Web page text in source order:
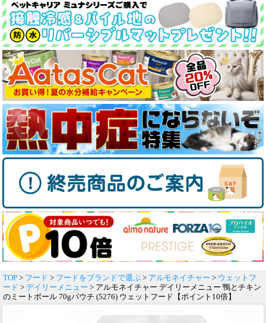
TOP > フード > フードをブランドで選ぶ > アルモネイチャー > ウェットフ
ード > デイリーメニュー > アルモネイチャー デイリーメニュー 鴨とチキン
のミートボール 70gパウチ (5276) ウェットフード【ポイント10倍】